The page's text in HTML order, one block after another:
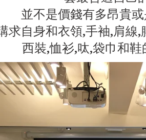
並不是價錢有多昂貴
求自身和衣領,手袖,肩線
西裝,恤衫,呔,袋巾和